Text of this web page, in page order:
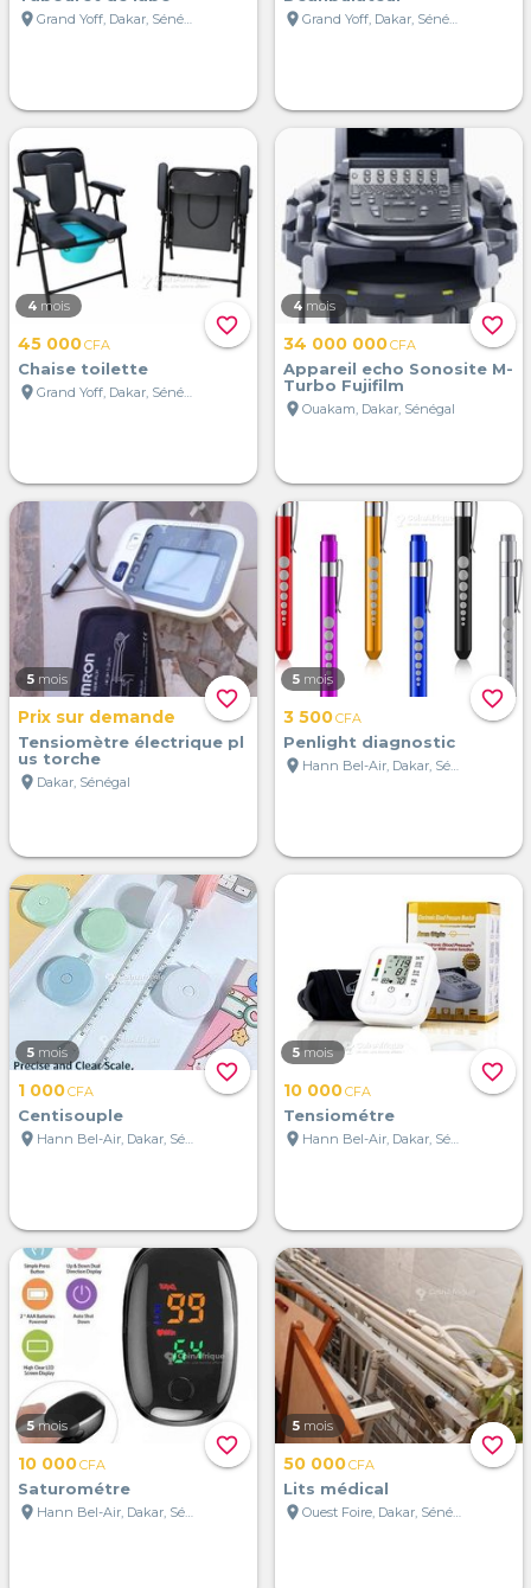
location_on
Grand Yoff, Dakar, Sénégal
location_on
Grand Yoff, Dakar, Sénégal
favorite_border
4 mois
45 000CFA
Chaise toilette
location_on
Grand Yoff, Dakar, Sénégal
favorite_border
4 mois
34 000 000CFA
Appareil echo Sonosite M-
Turbo Fujifilm
location_on Ouakam, Dakar, Sénégal
favorite_border
5 mois
Prix sur demande
Tensiomètre électrique pl
us torche
location_on Dakar, Sénégal
favorite_border
5 mois
3 500CFA
Penlight diagnostic
location_on
Hann Bel-Air, Dakar, Sénégal
favorite_border
5 mois
1 000CFA
Centisouple
location_on
Hann Bel-Air, Dakar, Sénégal
favorite_border
5 mois
10 000CFA
Tensiométre
location_on
Hann Bel-Air, Dakar, Sénégal
favorite_border
5 mois
10 000CFA
Saturométre
location_on
Hann Bel-Air, Dakar, Sénégal
favorite_border
5 mois
50 000CFA
Lits médical
location_on
Ouest Foire, Dakar, Sénégal